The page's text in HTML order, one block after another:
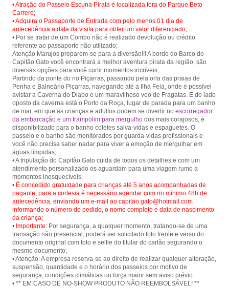
• Atração do Passeio Escuna Pirata é localizada fora do Parque Beto
Carrero;
• Adquira o Passaporte de Entrada com pelo menos 01 dia de
antecedência a data da visita para obter um valor diferenciado;
• Por se tratar de um Combo não é realizado devolução ou crédito
referente ao passaporte não utilizado;
Atenção Marujos preparem-se para a diversão!!! A bordo do Barco do
Capitão Gato você encontrará a melhor aventura pirata da região, são
diversas opções para você curtir momentos incríveis;
Partindo da ponte do rio Piçarras, passando pela orla das praias de
Penha e Balneário Piçarras, navegando até a Ilha Feia, onde é possível
avistar a Caverna do Diabo e um maravilhoso voo de Fragatas. E do lado
oposto da caverna está o Porto da Roça, lugar de parada para um banho
de mar, em que as crianças e adultos podem se divertir no escorregador
da embarcação e um trampolim para mergulho dos mais corajosos, é
disponibilizado para o banho coletes salva-vidas e espaguetes. O
passeio e o banho são monitorados por guarda-vidas profissionais e
você não precisa saber nadar para viver a emoção de mergulhar em
águas límpidas;
• A tripulação do Capitão Gato cuida de todos os detalhes e com um
atendimento personalizado os aguardam para uma viagem rumo a
• É concedido gratuidade para crianças até 5 anos acompanhadas de
pagante, para a cortesia é necessário agendar com no mínimo 48h de
antecedência, enviando um e-mail ao capitao.gato@hotmail.com
informando o número do pedido, o nome completo e data de nascimento
da criança;
• Importante: Por segurança, a qualquer momento, tratando-se de uma
transação não presencial, poderá ser solicitado foto frente e verso do
documento original com foto e selfie do titular do cartão segurando o
mesmo documento;
• Atenção: A empresa reserva-se ao direito de realizar qualquer alteração,
suspensão, quantidade e o horário dos passeios por motivo de
segurança, condições climáticas ou força maior sem aviso prévio.
• ** EM CASO DE NO-SHOW PRODUTO NÃO REEMBOLSÁVEL! **